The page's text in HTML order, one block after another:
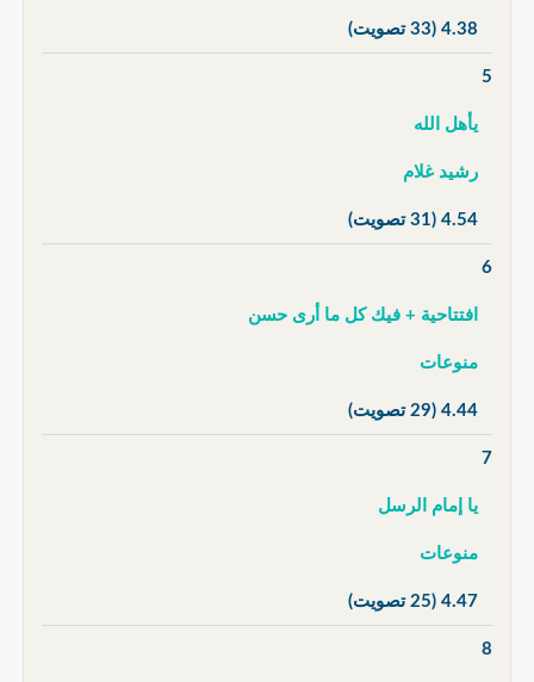
4.38 (33 تصويت)
5
يأهل الله
رشيد غلام
4.54 (31 تصويت)
6
افتتاحية + فيك كل ما أرى حسن
منوعات
4.44 (29 تصويت)
7
يا إمام الرسل
منوعات
4.47 (25 تصويت)
8